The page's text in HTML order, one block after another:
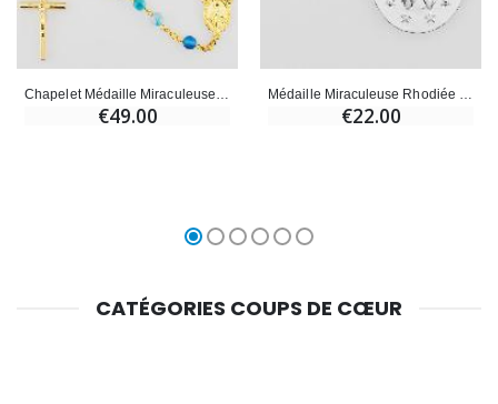
€49.00 €22.00
CATÉGORIES COUPS DE CŒUR